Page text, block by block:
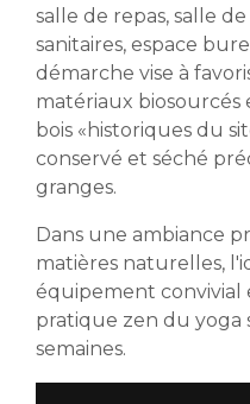
salle de repas, salle
sanitaires, espace
démarche vise à
matériaux biosourcés
bois «historiques du
conservé et séché
granges.
Dans une ambiance
matières naturelles,
équipement
pratique zen du yoga
semaines.